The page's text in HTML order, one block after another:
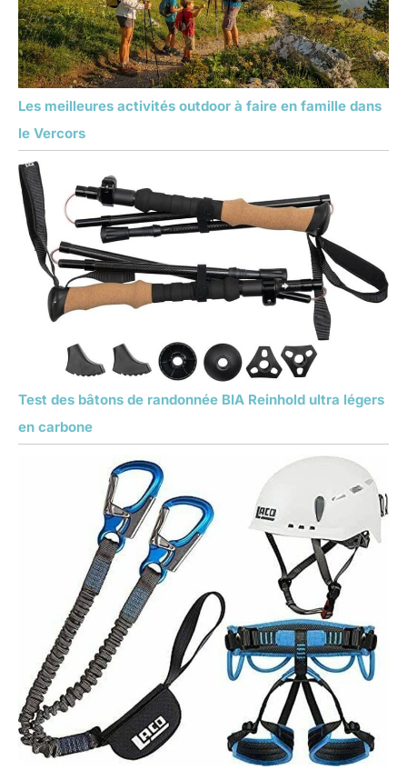
Les meilleures activités outdoor à faire en famille dans
le Vercors
Test des bâtons de randonnée BIA Reinhold ultra légers
en carbone